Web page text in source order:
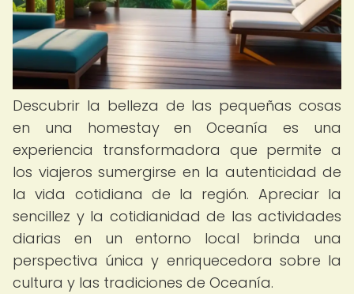
Descubrir la belleza de las pequeñas cosas
en una homestay en Oceanía es una
experiencia transformadora que permite a
los viajeros sumergirse en la autenticidad de
la vida cotidiana de la región. Apreciar la
sencillez y la cotidianidad de las actividades
diarias en un entorno local brinda una
perspectiva única y enriquecedora sobre la
cultura y las tradiciones de Oceanía.